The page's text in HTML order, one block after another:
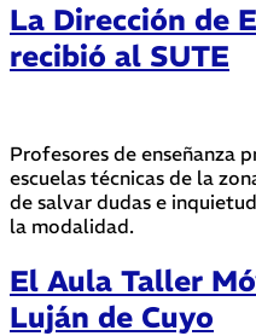
La Dirección de
recibió al SUTE
Profesores de enseñanza
escuelas técnicas de la
de salvar dudas e
la modalidad.
El Aula Taller
Luján de Cuyo